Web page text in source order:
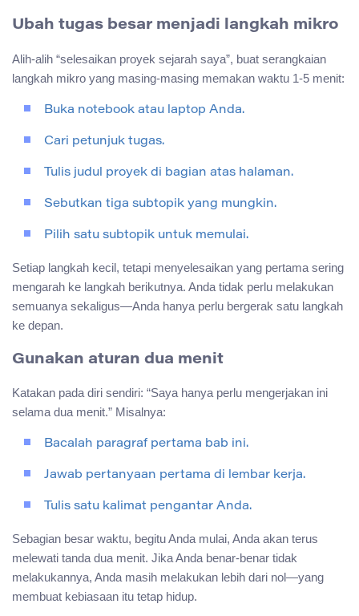
Ubah tugas besar menjadi langkah mikro
Alih-alih “selesaikan proyek sejarah saya”, buat serangkaian
langkah mikro yang masing-masing memakan waktu 1-5 menit:
Buka notebook atau laptop Anda.
Cari petunjuk tugas.
Tulis judul proyek di bagian atas halaman.
Sebutkan tiga subtopik yang mungkin.
Pilih satu subtopik untuk memulai.
Setiap langkah kecil, tetapi menyelesaikan yang pertama sering
mengarah ke langkah berikutnya. Anda tidak perlu melakukan
semuanya sekaligus—Anda hanya perlu bergerak satu langkah
ke depan.
Gunakan aturan dua menit
Katakan pada diri sendiri: “Saya hanya perlu mengerjakan ini
selama dua menit.” Misalnya:
Bacalah paragraf pertama bab ini.
Jawab pertanyaan pertama di lembar kerja.
Tulis satu kalimat pengantar Anda.
Sebagian besar waktu, begitu Anda mulai, Anda akan terus
melewati tanda dua menit. Jika Anda benar-benar tidak
melakukannya, Anda masih melakukan lebih dari nol—yang
membuat kebiasaan itu tetap hidup.